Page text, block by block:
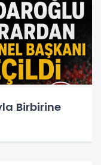
Birbirine